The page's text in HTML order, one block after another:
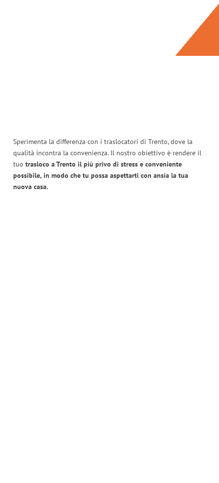
Sperimenta la differenza con i traslocatori di Trento, dove la
qualità incontra la convenienza. Il nostro obiettivo è rendere il
tuo trasloco a Trento il più privo di stress e conveniente
possibile, in modo che tu possa aspettarti con ansia la tua
nuova casa.